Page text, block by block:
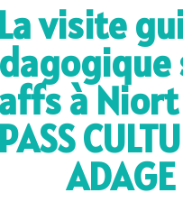
La visite
à
PASS
ADAGE